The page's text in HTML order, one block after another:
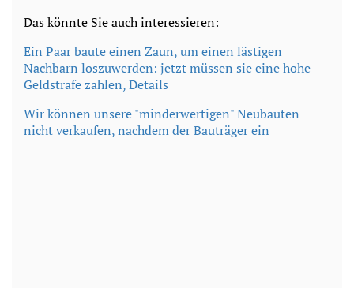
Das könnte Sie auch interessieren:
Ein Paar baute einen Zaun, um einen lästigen
Nachbarn loszuwerden: jetzt müssen sie eine hohe
Geldstrafe zahlen, Details
Wir können unsere "minderwertigen" Neubauten
nicht verkaufen, nachdem der Bauträger ein